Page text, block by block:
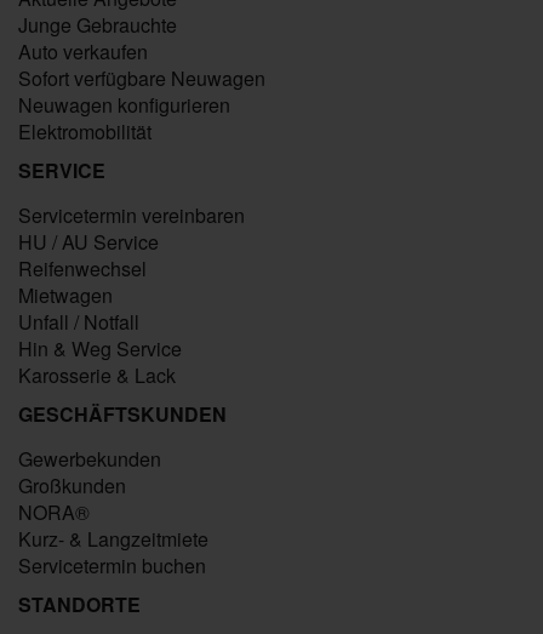
Junge Gebrauchte
Auto verkaufen
Sofort verfügbare Neuwagen
Neuwagen konfigurieren
Elektromobilität
SERVICE
Servicetermin vereinbaren
HU / AU Service
Reifenwechsel
Mietwagen
Unfall / Notfall
Hin & Weg Service
Karosserie & Lack
GESCHÄFTSKUNDEN
Gewerbekunden
Großkunden
NORA®
Kurz- & Langzeitmiete
Servicetermin buchen
STANDORTE